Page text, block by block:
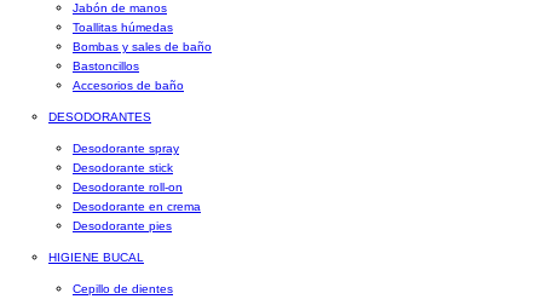
Jabón de manos
Toallitas húmedas
Bombas y sales de baño
Bastoncillos
Accesorios de baño
DESODORANTES
Desodorante spray
Desodorante stick
Desodorante roll-on
Desodorante en crema
Desodorante pies
HIGIENE BUCAL
Cepillo de dientes